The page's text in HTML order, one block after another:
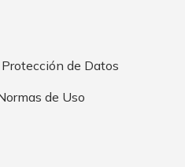
de Datos
de Uso